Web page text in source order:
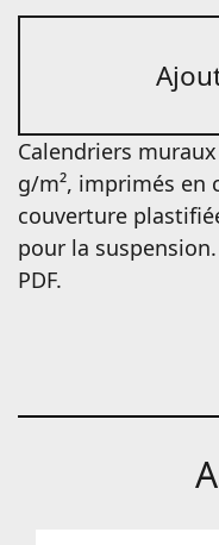
Calendriers
g/m², imprimés en
couverture
pour la
PDF.